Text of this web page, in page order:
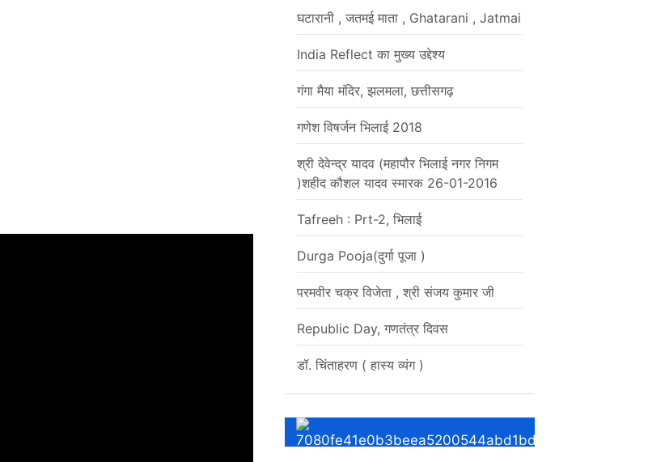
घटारानी , जतमई माता , Ghatarani , Jatmai
India Reflect का मुख्य उद्देश्य
गंगा मैया मंदिर, झलमला, छत्तीसगढ़
गणेश विषर्जन भिलाई 2018
श्री देवेन्द्र यादव (महापौर भिलाई नगर निगम
)शहीद कौशल यादव स्मारक 26-01-2016
Tafreeh : Prt-2, भिलाई
Durga Pooja(दुर्गा पूजा )
परमवीर चक्र विजेता , श्री संजय कुमार जी
Republic Day, गणतंत्र दिवस
डॉ. चिंताहरण ( हास्य व्यंग )